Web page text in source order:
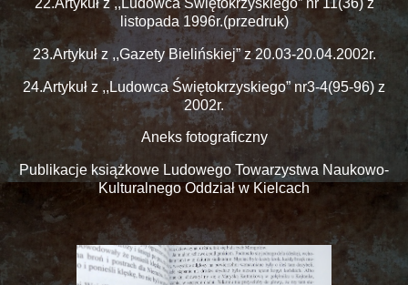
22.Artykuł z ,,Ludowca Świętokrzyskiego” nr 11(36) z
listopada 1996r.(przedruk)
23.Artykuł z ,,Gazety Bielińskiej” z 20.03-20.04.2002r.
24.Artykuł z ,,Ludowca Świętokrzyskiego” nr3-4(95-96) z
2002r.
Aneks fotograficzny
Publikacje książkowe Ludowego Towarzystwa Naukowo-
Kulturalnego Oddział w Kielcach